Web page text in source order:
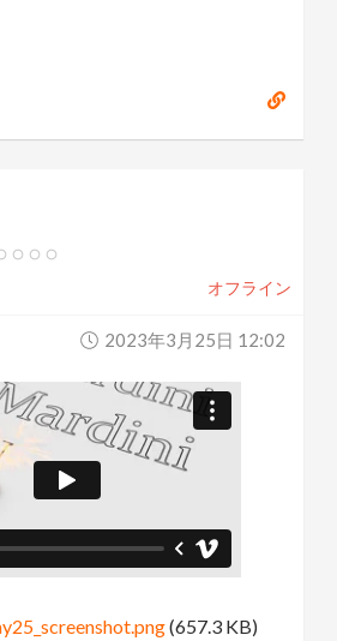
オフライン
2023年3月25日 12:02
(657.3 KB)